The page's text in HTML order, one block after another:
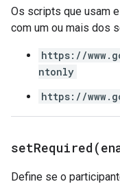
Os scripts que usam
com um ou mais dos
https://
ntonly
https://
setRequired(
Define se o